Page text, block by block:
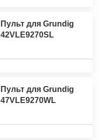
Пульт для Grundig
42VLE9270SL
Пульт для Grundig
47VLE9270WL